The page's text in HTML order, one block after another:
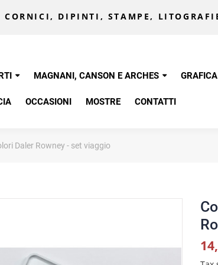
DIPINTI, STAMPE,
MAGNANI, CANSON E ARCHES GRAFICA
OCCASIONI MOSTRE CONTATTI
Daler Rowney - set viaggio